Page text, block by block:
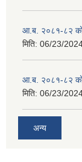
आ.ब. २०८१-८२ को
मिति: 06/23/
आ.ब. २०८१-८२ को
मिति: 06/23/
अन्य